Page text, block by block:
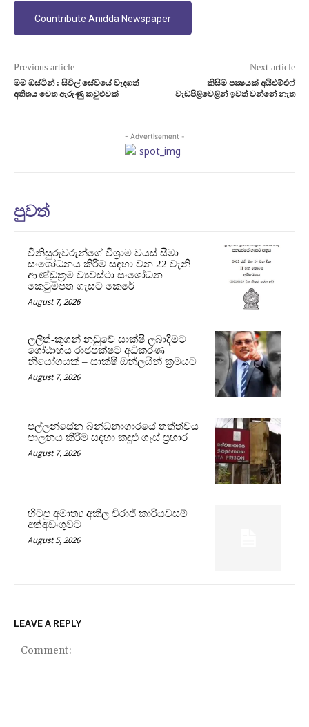
Countribute Anidda Newspaper
Previous article
මම ඔස්ටින් : සිවිල් සේවයේ වැදගත්
අතීතය වෙත ඇරුණු කවුළුවක්
Next article
කිසිම පක්‍ෂයක් අයිඑම්එෆ්
වැඩපිළිවෙළින් ඉවත් වන්නේ නැත
- Advertisement -
පුවත්
විනිසුරුවරුන්ගේ විශ්‍රාම වයස් සීමා
සංශෝධනය කිරීම සඳහා වන 22 වැනි
ආණ්ඩුක්‍රම ව්‍යවස්ථා සංශෝධන
කෙටුම්පත ගැසට් කෙරේ
August 7, 2026
ලලිත්-කූගන් නඩුවේ සාක්ෂි ලබාදීමට
ගෝඨාභය රාජපක්ෂට අධිකරණ
නියෝගයක් – සාක්ෂි ඔන්ලයින් ක්‍රමයට
August 7, 2026
පල්ලන්සේන බන්ධනාගාරයේ තත්ත්වය
පාලනය කිරීම සඳහා කඳුළු ගෑස් ප්‍රහාර
August 7, 2026
හිටපු අමාත්‍ය අකිල විරාජ් කාරියවසම්
අත්අඩංගුවට
August 5, 2026
LEAVE A REPLY